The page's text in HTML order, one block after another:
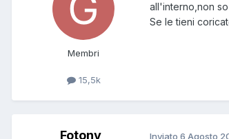
Membri
15,5k
all'interno,non
Se le tieni
Fotony Inviato 6 Agosto